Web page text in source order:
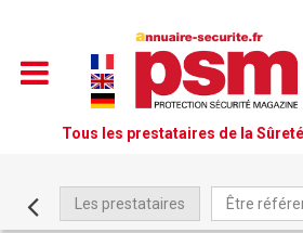
Tous les prestataires de la
Les prestataires Être